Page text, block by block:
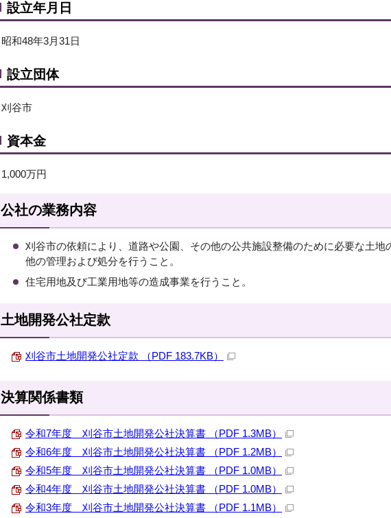
設立年月日
昭和48年3月31日
設立団体
刈谷市
資本金
1,000万円
公社の業務内容
刈谷市の依頼により、道路や公園、その他の公共施設整備のために必要な土地
他の管理および処分を行うこと。
住宅用地及び工業用地等の造成事業を行うこと。
土地開発公社定款
刈谷市土地開発公社定款 （PDF 183.7KB）
決算関係書類
令和7年度 刈谷市土地開発公社決算書 （PDF 1.3MB）
令和6年度 刈谷市土地開発公社決算書 （PDF 1.2MB）
令和5年度 刈谷市土地開発公社決算書 （PDF 1.0MB）
令和4年度 刈谷市土地開発公社決算書 （PDF 1.0MB）
令和3年度 刈谷市土地開発公社決算書 （PDF 1.1MB）